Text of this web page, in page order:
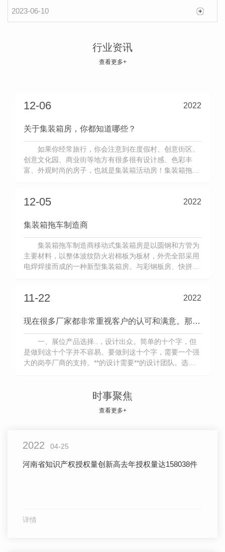
2023-06-10
行业资讯
查看更多+
集装箱式房屋｜多样化的房子你想体验吗？
活中，我们见过形形色色的院子，淳朴的乡村小院，
所绿色环保的庭院，静静的生活。 生活在这样的环
12-06 2022
关于集装箱房，你都知道哪些？
如果你经常旅行，你会注意到在度假村、创意街区、
创意文化园、商业街等地方有很多很有设计感、色彩丰
富、外观时尚的房子，也就是集装箱活动房！集装箱拖车
室，移动通讯房，集装箱商业街，集装箱移动厕所，很多
12-05 2022
集装箱拖车制造商
集装箱拖车制造商移动式集装箱房是以圆钢和方管为
主要材料，以整体波纹防火岩棉板为板材，外壳全部采用
电焊焊接而成的一种新型集装箱房。与彩钢板房、快拼箱
集装箱拖车的特点隔热、抗风、抗震、防水、防潮、防
11-22 2022
现在很多厂家都非常重视客户的认可和满意。那么你知道如何让客户满意吗？
一、展位产品选择..，设计出众。简单的十个字，但
是做到这十个字并不容易。要做到这十个字，需要一个强
大的岗亭厂商的支持。**的设计需要**的设计团队。选材
们..你的质量。二是展位服务效率高，完成质量好。我们
时事聚焦
查看更多+
2022 04-25
河南省知识产权授权量创新高去年授权量达158038件
详情